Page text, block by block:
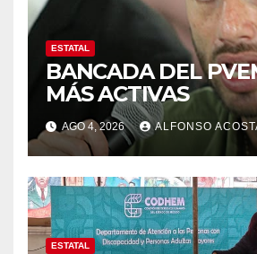
ESTATAL
BANCADA DEL
MÁS ACTIVAS
AGO 4, 2026 ALFONSO
ESTATAL